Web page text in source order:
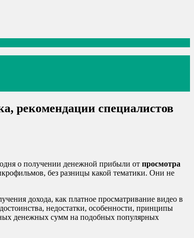
рекомендации специалистов
о получении денежной прибыли от просмотра
без разницы какой тематики. Они не
дохода, как платное просматривание видео в
недостатки, особенности, принципы
денежных сумм на подобных популярных